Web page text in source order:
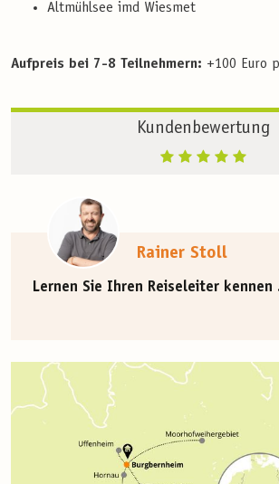
Altmühlsee imd Wiesmet
Aufpreis bei 7-8 Teilnehmern: +100 Euro
Kundenbewertung
Rainer Stoll
Lernen Sie Ihren Reiseleiter kennen